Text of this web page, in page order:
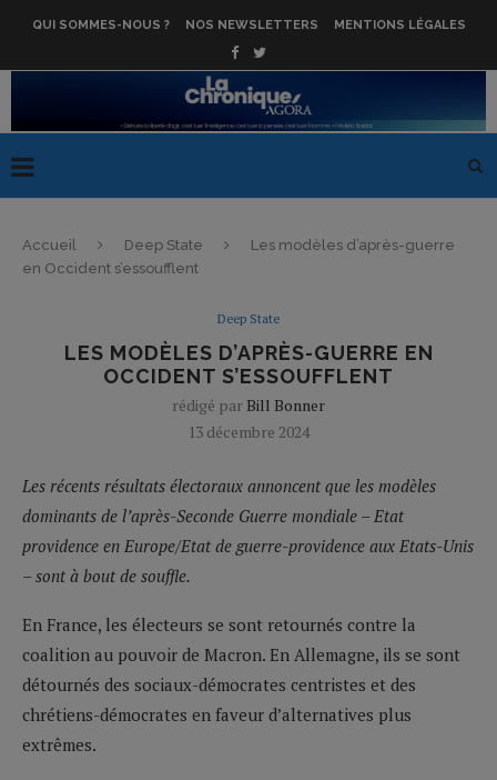
QUI SOMMES-NOUS ? NOS NEWSLETTERS MENTIONS LÉGALES
Accueil Deep State
Les modèles d’après-guerre
en Occident s’essoufflent
Deep State
LES MODÈLES D’APRÈS-GUERRE EN
OCCIDENT S’ESSOUFFLENT
rédigé par Bill Bonner
13 décembre 2024
Les récents résultats électoraux annoncent que les modèles
dominants de l’après-Seconde Guerre mondiale – Etat
providence en Europe/Etat de guerre-providence aux Etats-Unis
– sont à bout de souffle.
En France, les électeurs se sont retournés contre la
coalition au pouvoir de Macron. En Allemagne, ils se sont
détournés des sociaux-démocrates centristes et des
chrétiens-démocrates en faveur d’alternatives plus
extrêmes.